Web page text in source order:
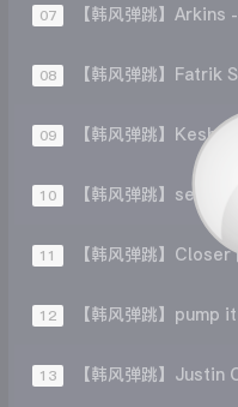
07
08
09
10
11 【韩风弹跳】Closer
12 【韩风弹跳】pump
13